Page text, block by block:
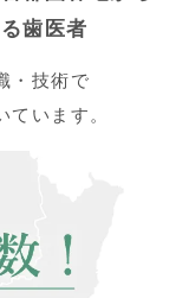
歯医者
・技術で
ています。